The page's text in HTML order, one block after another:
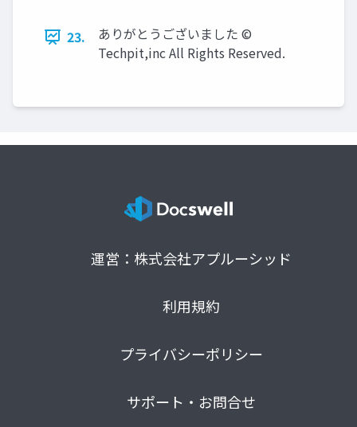
23.
ありがとうございました ©
Techpit,inc All Rights Reserved.
運営：株式会社アプルーシッド
利用規約
プライバシーポリシー
サポート・お問合せ